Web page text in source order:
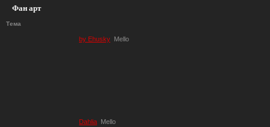
Фан арт
Тема
by Ehusky Mello
Dahlia Mello